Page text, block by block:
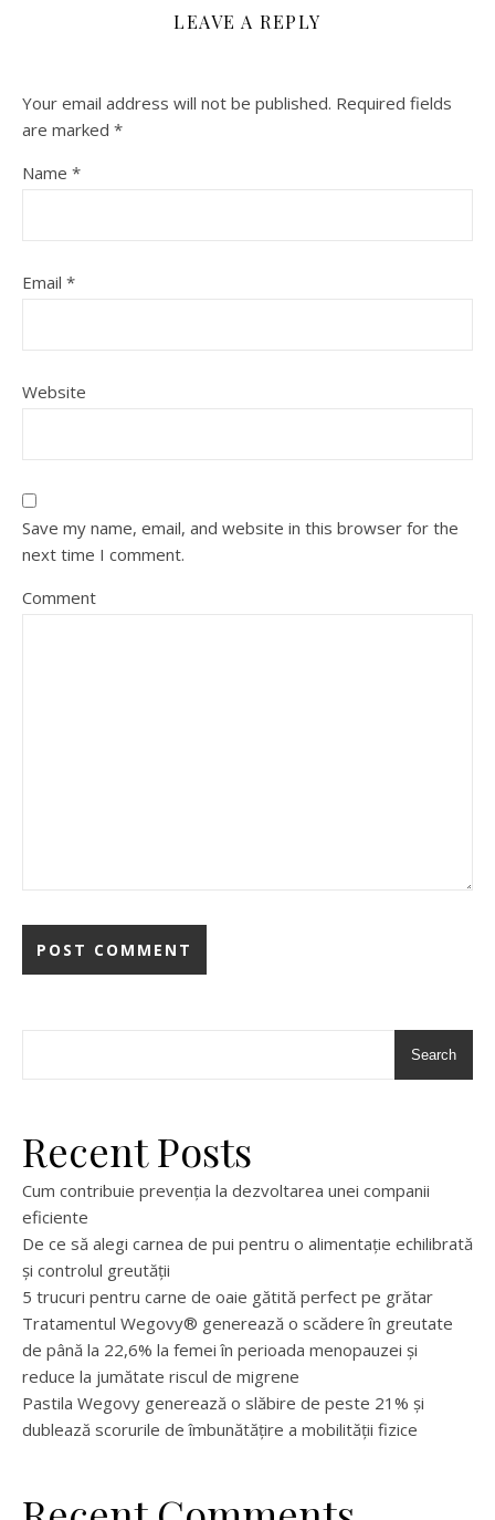
LEAVE A REPLY
Your email address will not be published. Required fields
are marked *
Name *
Email *
Website
Save my name, email, and website in this browser for the
next time I comment.
Comment
Search
Recent Posts
Cum contribuie prevenția la dezvoltarea unei companii
eficiente
De ce să alegi carnea de pui pentru o alimentație echilibrată
și controlul greutății
5 trucuri pentru carne de oaie gătită perfect pe grătar
Tratamentul Wegovy® generează o scădere în greutate
de până la 22,6% la femei în perioada menopauzei și
reduce la jumătate riscul de migrene
Pastila Wegovy generează o slăbire de peste 21% și
dublează scorurile de îmbunătățire a mobilității fizice